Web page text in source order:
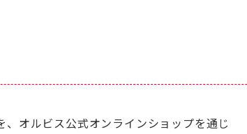
オルビス公式オンラインショップを通じ